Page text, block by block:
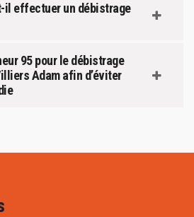
il effectuer un débistrage
95 pour le débistrage
Adam afin d’éviter